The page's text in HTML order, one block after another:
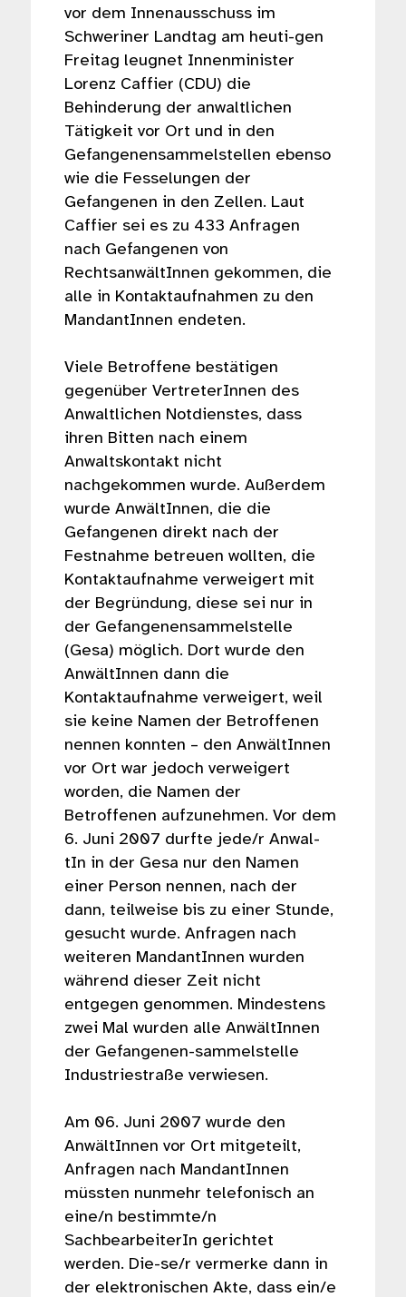
vor dem Innenausschuss im
Schweriner Landtag am heuti-gen
Freitag leugnet Innenminister
Lorenz Caffier (CDU) die
Behinderung der anwaltlichen
Tätigkeit vor Ort und in den
Gefangenensammelstellen ebenso
wie die Fesselungen der
Gefangenen in den Zellen. Laut
Caffier sei es zu 433 Anfragen
nach Gefangenen von
RechtsanwältInnen gekommen, die
alle in Kontaktaufnahmen zu den
MandantInnen endeten.
Viele Betroffene bestätigen
gegenüber VertreterInnen des
Anwaltlichen Notdienstes, dass
ihren Bitten nach einem
Anwaltskontakt nicht
nachgekommen wurde. Außerdem
wurde AnwältInnen, die die
Gefangenen direkt nach der
Festnahme betreuen wollten, die
Kontaktaufnahme verweigert mit
der Begründung, diese sei nur in
der Gefangenensammelstelle
(Gesa) möglich. Dort wurde den
AnwältInnen dann die
Kontaktaufnahme verweigert, weil
sie keine Namen der Betroffenen
nennen konnten – den AnwältInnen
vor Ort war jedoch verweigert
worden, die Namen der
Betroffenen aufzunehmen. Vor dem
6. Juni 2007 durfte jede/r Anwal-
tIn in der Gesa nur den Namen
einer Person nennen, nach der
dann, teilweise bis zu einer Stunde,
gesucht wurde. Anfragen nach
weiteren MandantInnen wurden
während dieser Zeit nicht
entgegen genommen. Mindestens
zwei Mal wurden alle AnwältInnen
der Gefangenen-sammelstelle
Industriestraße verwiesen.
Am 06. Juni 2007 wurde den
AnwältInnen vor Ort mitgeteilt,
Anfragen nach MandantInnen
müssten nunmehr telefonisch an
eine/n bestimmte/n
SachbearbeiterIn gerichtet
werden. Die-se/r vermerke dann in
der elektronischen Akte, dass ein/e